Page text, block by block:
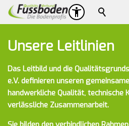
Suche
Unsere Leitlinien
Das Leitbild und die
e.V. definieren unseren
handwerkliche Qualität, technische
verlässliche Zusammenarbeit.